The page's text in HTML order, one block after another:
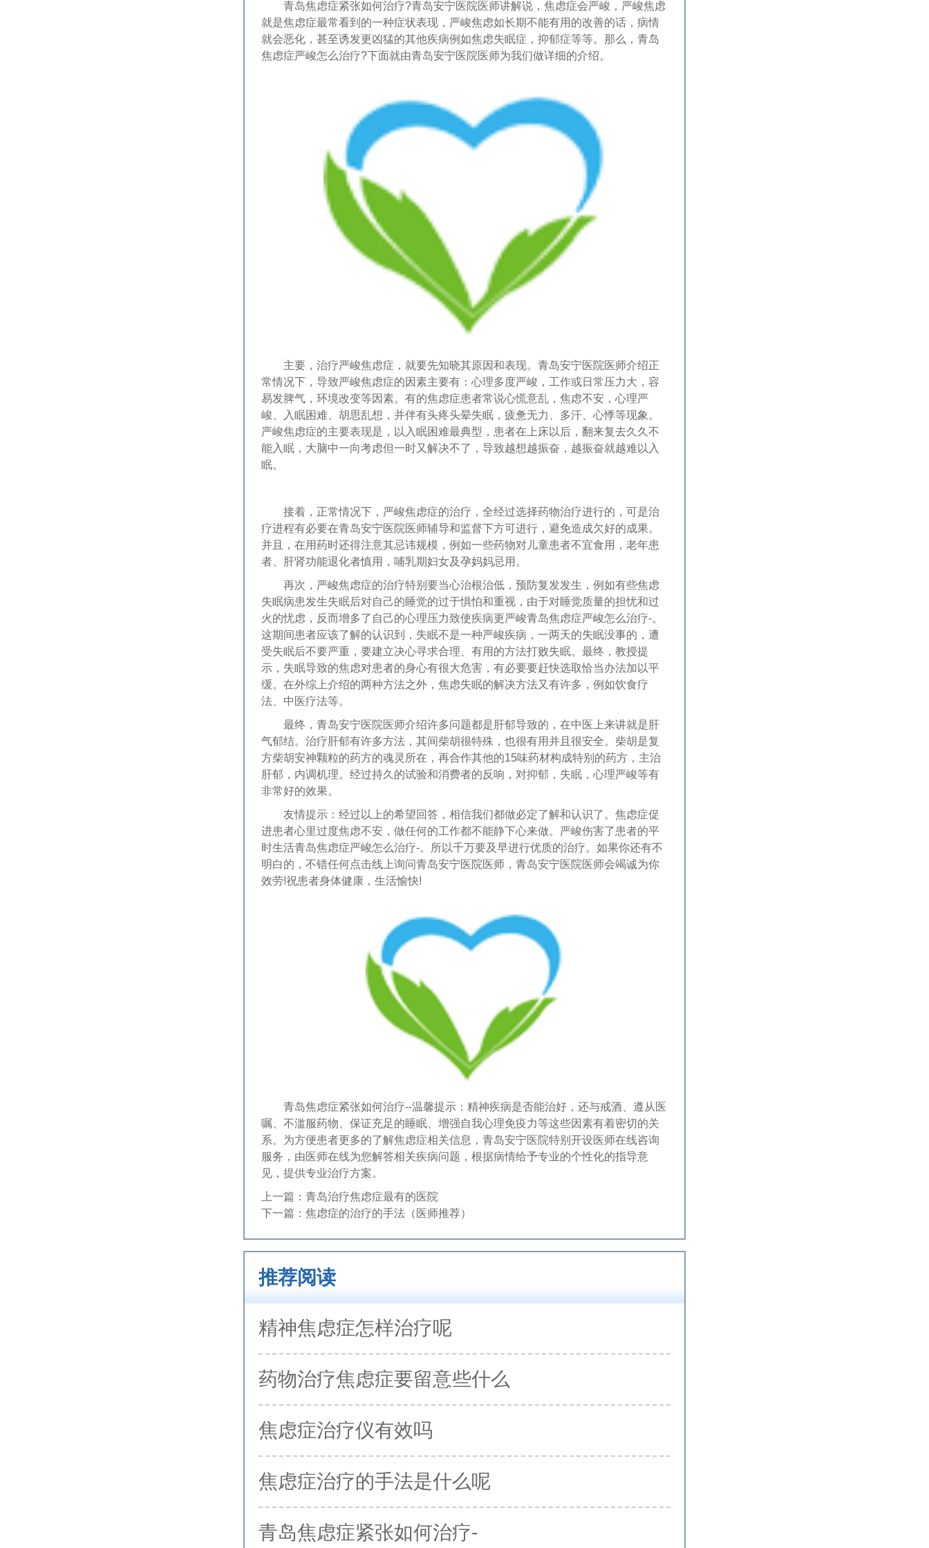
青岛焦虑症紧张如何治疗?青岛安宁医院医师讲解说，焦虑症会严峻，严峻焦虑
就是焦虑症最常看到的一种症状表现，严峻焦虑如长期不能有用的改善的话，病情
就会恶化，甚至诱发更凶猛的其他疾病例如焦虑失眠症，抑郁症等等。那么，青岛
焦虑症严峻怎么治疗?下面就由青岛安宁医院医师为我们做详细的介绍。
主要，治疗严峻焦虑症，就要先知晓其原因和表现。青岛安宁医院医师介绍正
常情况下，导致严峻焦虑症的因素主要有：心理多度严峻，工作或日常压力大，容
易发脾气，环境改变等因素。有的焦虑症患者常说心慌意乱，焦虑不安，心理严
峻、入眠困难、胡思乱想，并伴有头疼头晕失眠，疲惫无力、多汗、心悸等现象。
严峻焦虑症的主要表现是，以入眠困难最典型，患者在上床以后，翻来复去久久不
能入眠，大脑中一向考虑但一时又解决不了，导致越想越振奋，越振奋就越难以入
眠。
接着，正常情况下，严峻焦虑症的治疗，全经过选择药物治疗进行的，可是治
疗进程有必要在青岛安宁医院医师辅导和监督下方可进行，避免造成欠好的成果。
并且，在用药时还得注意其忌讳规模，例如一些药物对儿童患者不宜食用，老年患
者、肝肾功能退化者慎用，哺乳期妇女及孕妈妈忌用。
再次，严峻焦虑症的治疗特别要当心治根治低，预防复发发生，例如有些焦虑
失眠病患发生失眠后对自己的睡觉的过于惧怕和重视，由于对睡觉质量的担忧和过
火的忧虑，反而增多了自己的心理压力致使疾病更严峻青岛焦虑症严峻怎么治疗-。
这期间患者应该了解的认识到，失眠不是一种严峻疾病，一两天的失眠没事的，遭
受失眠后不要严重，要建立决心寻求合理、有用的方法打败失眠。最终，教授提
示，失眠导致的焦虑对患者的身心有很大危害，有必要要赶快选取恰当办法加以平
缓。在外综上介绍的两种方法之外，焦虑失眠的解决方法又有许多，例如饮食疗
法、中医疗法等。
最终，青岛安宁医院医师介绍许多问题都是肝郁导致的，在中医上来讲就是肝
气郁结。治疗肝郁有许多方法，其间柴胡很特殊，也很有用并且很安全。柴胡是复
方柴胡安神颗粒的药方的魂灵所在，再合作其他的15味药材构成特别的药方，主治
肝郁，内调机理。经过持久的试验和消费者的反响，对抑郁，失眠，心理严峻等有
非常好的效果。
友情提示：经过以上的希望回答，相信我们都做必定了解和认识了。焦虑症促
进患者心里过度焦虑不安，做任何的工作都不能静下心来做。严峻伤害了患者的平
时生活青岛焦虑症严峻怎么治疗-。所以千万要及早进行优质的治疗。如果你还有不
明白的，不错任何点击线上询问青岛安宁医院医师，青岛安宁医院医师会竭诚为你
效劳!祝患者身体健康，生活愉快!
青岛焦虑症紧张如何治疗--温馨提示：精神疾病是否能治好，还与戒酒、遵从医
嘱、不滥服药物、保证充足的睡眠、增强自我心理免疫力等这些因素有着密切的关
系。为方便患者更多的了解焦虑症相关信息，青岛安宁医院特别开设医师在线咨询
服务，由医师在线为您解答相关疾病问题，根据病情给予专业的个性化的指导意
见，提供专业治疗方案。
上一篇： 青岛治疗焦虑症最有的医院
下一篇： 焦虑症的治疗的手法（医师推荐）
推荐阅读
精神焦虑症怎样治疗呢
药物治疗焦虑症要留意些什么
焦虑症治疗仪有效吗
焦虑症治疗的手法是什么呢
青岛焦虑症紧张如何治疗-